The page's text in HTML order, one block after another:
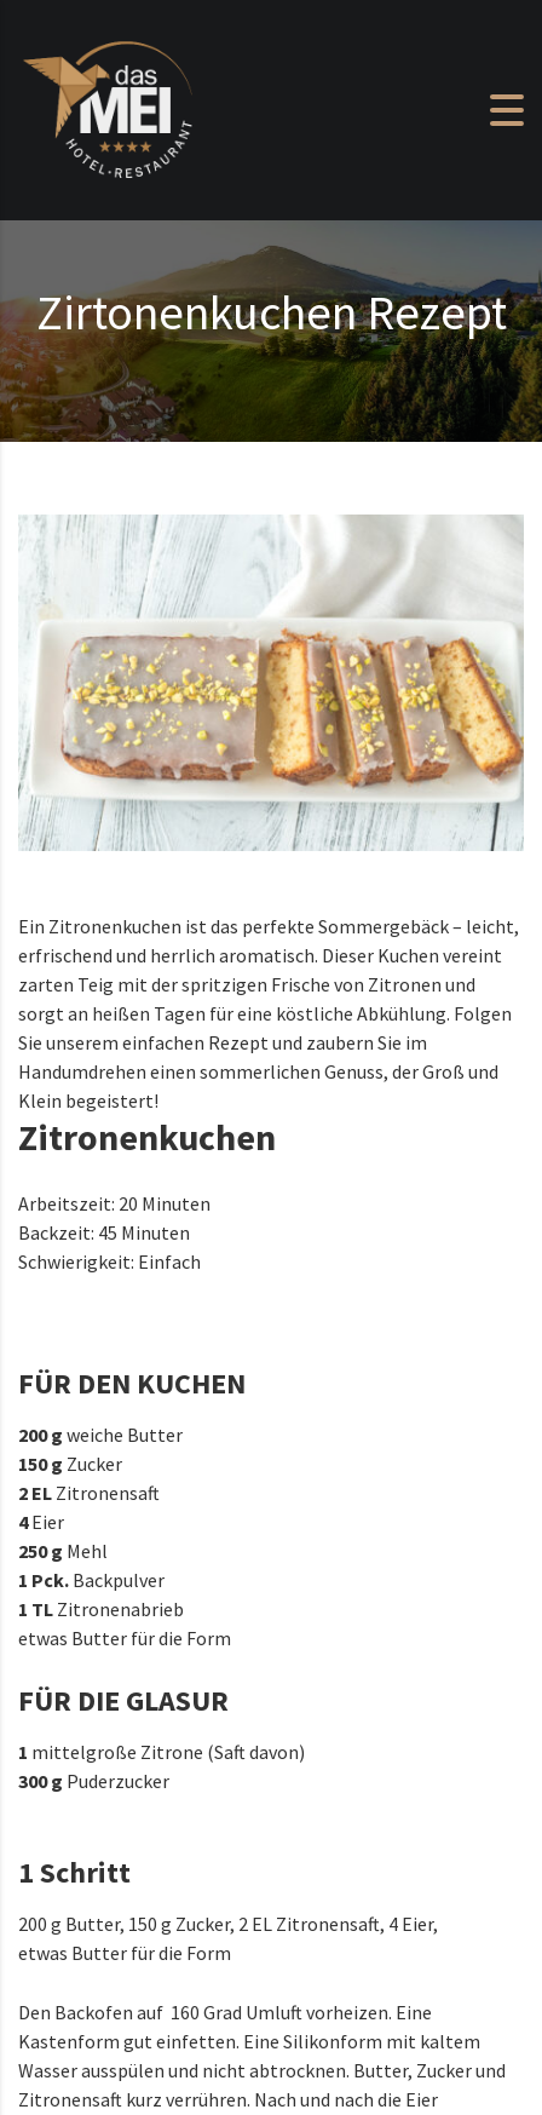
Zirtonenkuchen Rezept
Ein Zitronenkuchen ist das perfekte Sommergebäck – leicht,
erfrischend und herrlich aromatisch. Dieser Kuchen vereint
zarten Teig mit der spritzigen Frische von Zitronen und
sorgt an heißen Tagen für eine köstliche Abkühlung. Folgen
Sie unserem einfachen Rezept und zaubern Sie im
Handumdrehen einen sommerlichen Genuss, der Groß und
Klein begeistert!
Zitronenkuchen
Arbeitszeit: 20 Minuten
Backzeit: 45 Minuten
Schwierigkeit: Einfach
FÜR DEN KUCHEN
200 g weiche Butter
150 g Zucker
2 EL Zitronensaft
4Eier
250 g Mehl
1 Pck. Backpulver
1 TL Zitronenabrieb
etwas Butter für die Form
FÜR DIE GLASUR
1 mittelgroße Zitrone (Saft davon)
300 g Puderzucker
1 Schritt
200 g Butter, 150 g Zucker, 2 EL Zitronensaft, 4 Eier,
etwas Butter für die Form
Den Backofen auf 160 Grad Umluft vorheizen. Eine
Kastenform gut einfetten. Eine Silikonform mit kaltem
Wasser ausspülen und nicht abtrocknen. Butter, Zucker und
Zitronensaft kurz verrühren. Nach und nach die Eier